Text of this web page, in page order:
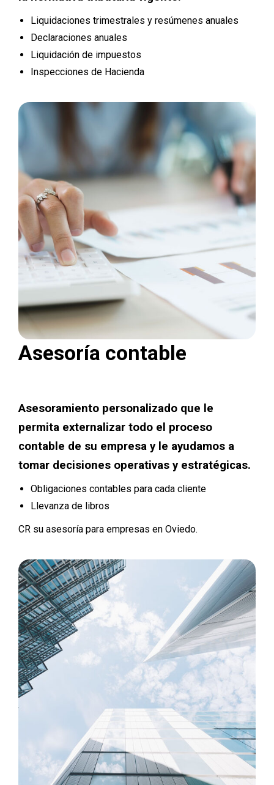
Liquidaciones trimestrales y resúmenes anuales
Declaraciones anuales
Liquidación de impuestos
Inspecciones de Hacienda
Asesoría contable
Asesoramiento personalizado que le
permita externalizar todo el proceso
contable de su empresa y le ayudamos a
tomar decisiones operativas y estratégicas.
Obligaciones contables para cada cliente
Llevanza de libros
CR su asesoría para empresas en Oviedo.